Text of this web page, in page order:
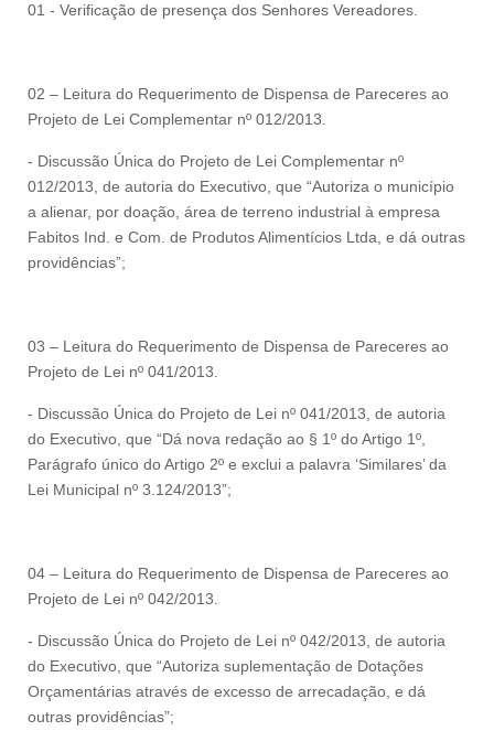
01 - Verificação de presença dos Senhores Vereadores.
02 – Leitura do Requerimento de Dispensa de Pareceres ao
Projeto de Lei Complementar nº 012/2013.
- Discussão Única do Projeto de Lei Complementar nº
012/2013, de autoria do Executivo, que “Autoriza o município
a alienar, por doação, área de terreno industrial à empresa
Fabitos Ind. e Com. de Produtos Alimentícios Ltda, e dá outras
providências”;
03 – Leitura do Requerimento de Dispensa de Pareceres ao
Projeto de Lei nº 041/2013.
- Discussão Única do Projeto de Lei nº 041/2013, de autoria
do Executivo, que “Dá nova redação ao § 1º do Artigo 1º,
Parágrafo único do Artigo 2º e exclui a palavra ‘Similares’ da
Lei Municipal nº 3.124/2013”;
04 – Leitura do Requerimento de Dispensa de Pareceres ao
Projeto de Lei nº 042/2013.
- Discussão Única do Projeto de Lei nº 042/2013, de autoria
do Executivo, que “Autoriza suplementação de Dotações
Orçamentárias através de excesso de arrecadação, e dá
outras providências”;